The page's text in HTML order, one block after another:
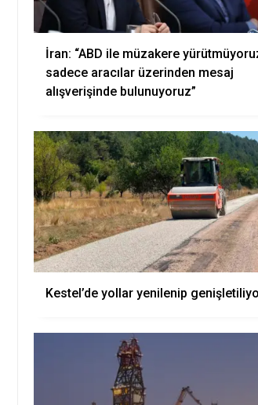
İran: “ABD ile müzakere
sadece aracılar üzerinden mesaj
alışverişinde bulunuyoruz”
Kestel’de yollar yenilenip